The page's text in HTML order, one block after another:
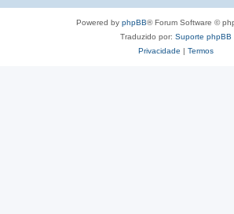
Powered by phpBB® Forum Software ©
Traduzido por: Suporte phpBB
Privacidade | Termos